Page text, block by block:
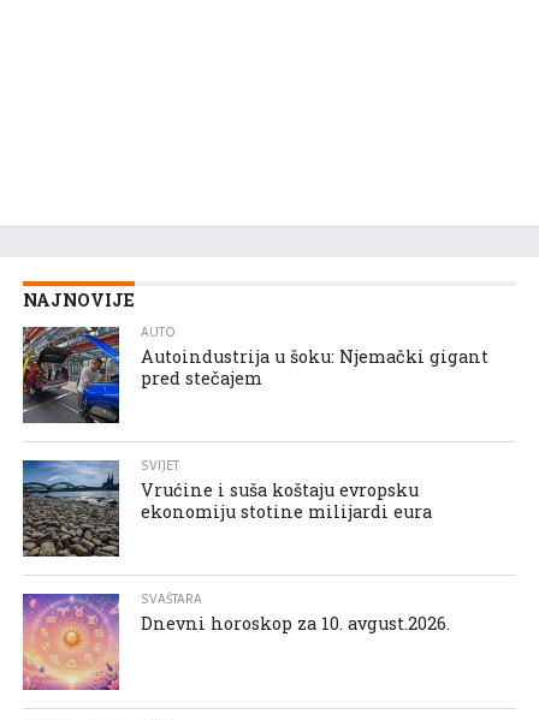
NAJNOVIJE
AUTO
Autoindustrija u šoku: Njemački gigant
pred stečajem
SVIJET
Vrućine i suša koštaju evropsku
ekonomiju stotine milijardi eura
SVAŠTARA
Dnevni horoskop za 10. avgust.2026.